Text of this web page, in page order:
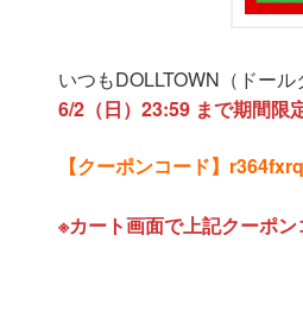
いつもDOLLTOWN（ドー
6/2（日）23:59 まで期間限
【クーポンコード】r364fxrq
※カート画面で上記クーポン